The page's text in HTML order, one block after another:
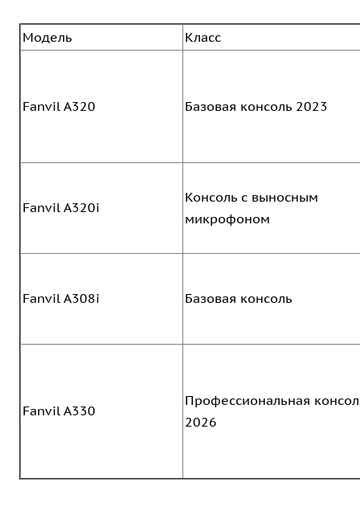
Модель Класс
Fanvil A320 Базовая консоль 2023
Fanvil A320i
Консоль с выносным
микрофоном
Fanvil A308i Базовая консоль
Fanvil A330
Профессиональная
2026